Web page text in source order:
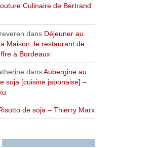
Culinaire de Bertrand
dans Déjeuner au
Maison, le restaurant de
à Bordeaux
dansAubergine au
soja [cuisine japonaise] –
de soja – Thierry Marx